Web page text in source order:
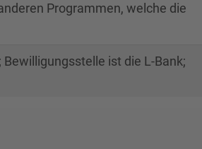
Programmen, welche die
ist die L-Bank;